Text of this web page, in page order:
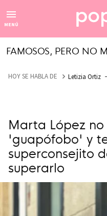
MENÚ
FAMOSOS, PERO NO
HOY SE HABLA DE Letizia Ortiz
Marta López
'guapófobo' y
superconsejito
superarlo